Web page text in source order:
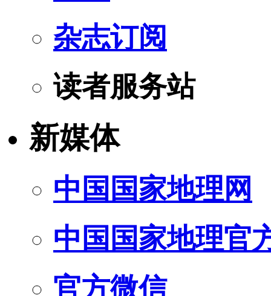
杂志订阅
读者服务站
新媒体
中国国家地理网
中国国家地理官
官方微信